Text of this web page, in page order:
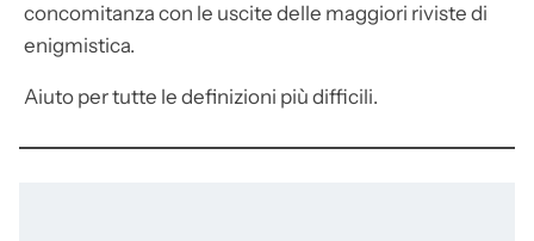
concomitanza con le uscite delle maggiori riviste di
enigmistica.
Aiuto per tutte le definizioni più difficili.